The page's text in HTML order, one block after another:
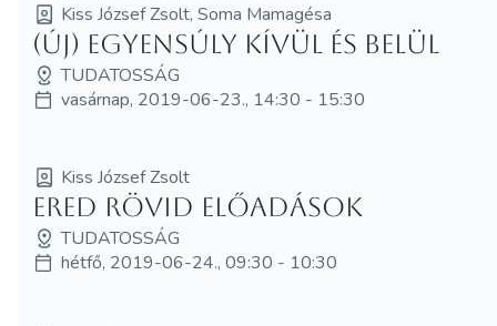
Kiss József Zsolt, Soma Mamagésa
(Új) Egyensúly kívül és belül
TUDATOSSÁG
vasárnap, 2019-06-23., 14:30 - 15:30
Kiss József Zsolt
ERED rövid előadások
TUDATOSSÁG
hétfő, 2019-06-24., 09:30 - 10:30